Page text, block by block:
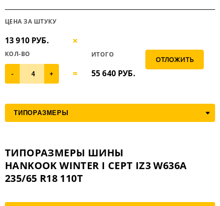
ЦЕНА ЗА ШТУКУ
13 910 РУБ.
КОЛ-ВО
- +
ИТОГО
55 640РУБ.
ТИПОРАЗМЕРЫ ШИНЫ
HANKOOK WINTER I CEPT IZ3 W636A
235/65 R18 110T